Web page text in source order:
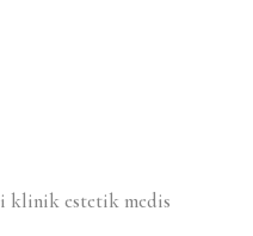
klinik estetik medis